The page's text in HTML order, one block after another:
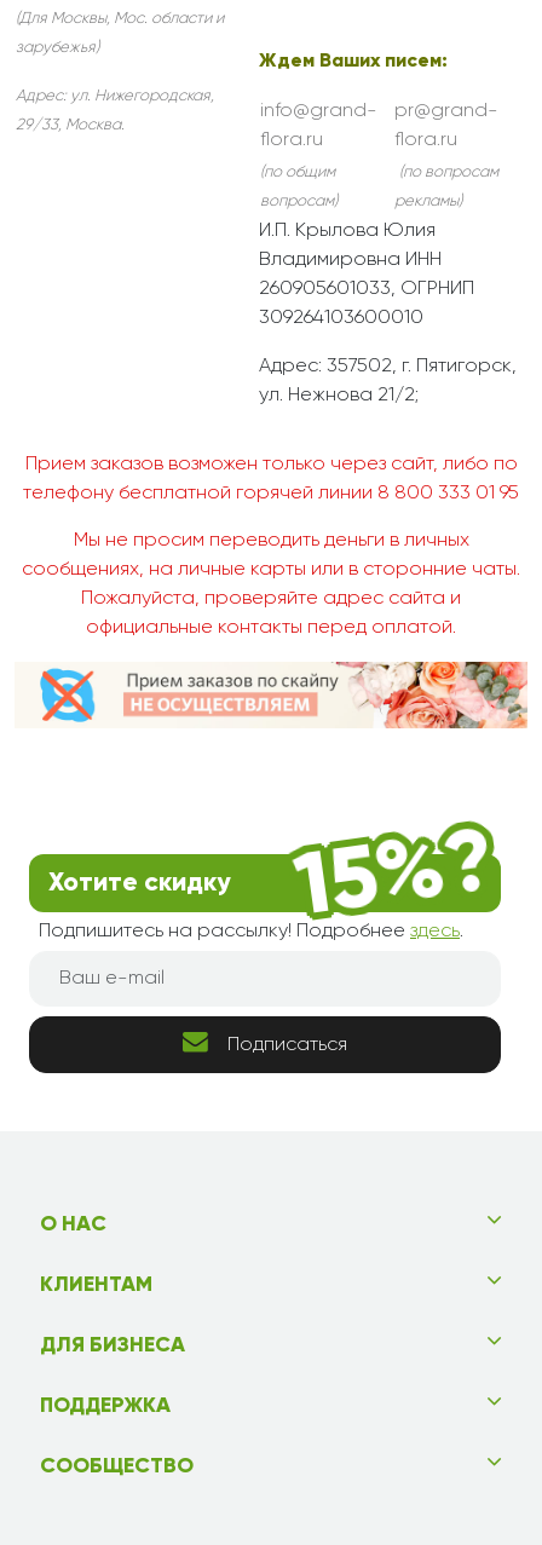
(Для Москвы, Мос. области и
зарубежья)
Адрес: ул. Нижегородская,
29/33, Москва.
Ждем Ваших писем:
info@grand-
flora.ru
pr@grand-
flora.ru
(по общим
вопросам)
(по вопросам
рекламы)
И.П. Крылова Юлия
Владимировна ИНН
260905601033, ОГРНИП
309264103600010
Адрес: 357502, г. Пятигорск,
ул. Нежнова 21/2;
Прием заказов возможен только через сайт, либо по
телефону бесплатной горячей линии 8 800 333 01 95
Мы не просим переводить деньги в личных
сообщениях, на личные карты или в сторонние чаты.
Пожалуйста, проверяйте адрес сайта и
официальные контакты перед оплатой.
Хотите скидку
Подпишитесь на рассылку! Подробнее здесь.
Подписаться
О НАС
КЛИЕНТАМ
ДЛЯ БИЗНЕСА
ПОДДЕРЖКА
СООБЩЕСТВО